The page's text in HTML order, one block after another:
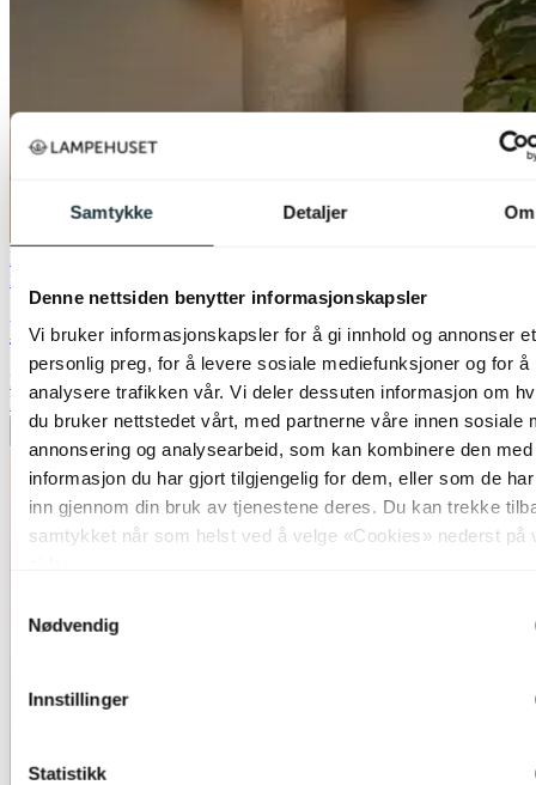
Samtykke Detaljer Om
Denne nettsiden benytter informasjonskapsler
Vi bruker informasjonskapsler for å gi innhold og annonser et
personlig preg, for å levere sosiale mediefunksjoner og for å
analysere trafikken vår. Vi deler dessuten informasjon om
du bruker nettstedet vårt, med partnerne våre innen sosiale
annonsering og analysearbeid, som kan kombinere den med
informasjon du har gjort tilgjengelig for dem, eller som de
inn gjennom din bruk av tjenestene deres. Du kan trekke
samtykket når som helst ved å velge «Cookies» nederst på
Nødvendig
Innstillinger
Statistikk
Lagertømming
Lucide
Leeroy bordlampe 42cm beige
kr 1 499,-
kr 2 999,-